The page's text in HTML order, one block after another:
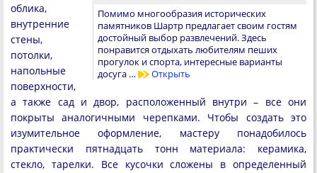
Помимо многообразия исторических
памятников Шартр предлагает своим гостям
достойный выбор развлечений. Здесь
понравится отдыхать любителям пеших
прогулок и спорта, интересные варианты
досуга …
Открыть
облика,
внутренние
стены,
потолки,
напольные
поверхности,
а также сад и двор, расположенный внутри – все они
покрыты аналогичными черепками. Чтобы создать это
изумительное оформление, мастеру понадобилось
практически пятнадцать тонн материала: керамика,
стекло, тарелки. Все кусочки сложены в определенный